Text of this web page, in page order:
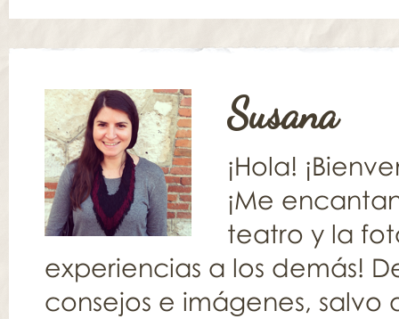
Susana
¡Hola!
¡Me
teatro y la
experiencias a los demás!
consejos e imágenes,